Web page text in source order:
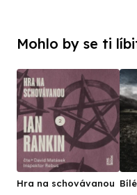
Mohlo by se ti
Hra na schovávanou